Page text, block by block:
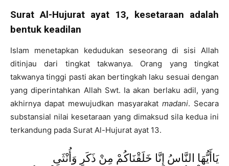
Surat Al-Hujurat ayat 13, kesetaraan adalah
bentuk keadilan
Islam menetapkan kedudukan seseorang di sisi Allah
ditinjau dari tingkat takwanya. Orang yang tingkat
takwanya tinggi pasti akan bertingkah laku sesuai dengan
yang diperintahkan Allah Swt. Ia akan berlaku adil, yang
akhirnya dapat mewujudkan masyarakat madani. Secara
substansial nilai kesetaraan yang dimaksud sila kedua ini
terkandung pada Surat Al-Hujurat ayat 13.
يَاأَيُّهَا النَّاسُ إِنَّا خَلَقْنَاكُمْ مِنْ ذَكَرٍ وَأُنْثَى